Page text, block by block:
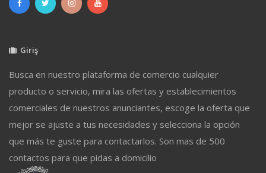
Giriş
Busca en nuestro plataforma de comercio cualquier
producto o servicio, mira las ofertas y establecimientos
comerciales de nuestros anunciantes, escoge la oferta que
mejor se ajuste a tus necesidades y selecciona la opción
que más te guste para contactarlos. Son mas de 500
contactos para que pidas a domicilio